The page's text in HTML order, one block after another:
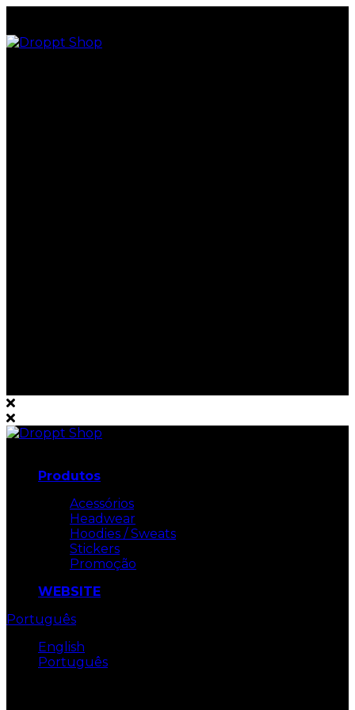
Produtos
Acessórios
Headwear
Hoodies / Sweats
Stickers
Promoção
WEBSITE
Português
English
Português